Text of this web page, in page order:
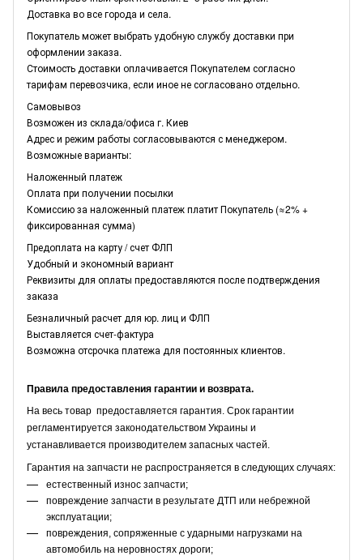
Доставка во все города и села.
Покупатель может выбрать удобную службу доставки при
оформлении заказа.
Стоимость доставки оплачивается Покупателем согласно
тарифам перевозчика, если иное не согласовано отдельно.
Самовывоз
Возможен из склада/офиса г. Киев
Адрес и режим работы согласовываются с менеджером.
Возможные варианты:
Наложенный платеж
Оплата при получении посылки
Комиссию за наложенный платеж платит Покупатель (≈2% +
фиксированная сумма)
Предоплата на карту / счет ФЛП
Удобный и экономный вариант
Реквизиты для оплаты предоставляются после подтверждения
заказа
Безналичный расчет для юр. лиц и ФЛП
Выставляется счет-фактура
Возможна отсрочка платежа для постоянных клиентов.
Правила предоставления гарантии и возврата.
На весь товар предоставляется гарантия. Срок гарантии
регламентируется законодательством Украины и
устанавливается производителем запасных частей.
Гарантия на запчасти не распространяется в следующих случаях:
естественный износ запчасти;
повреждение запчасти в результате ДТП или небрежной
эксплуатации;
повреждения, сопряженные с ударными нагрузками на
автомобиль на неровностях дороги;